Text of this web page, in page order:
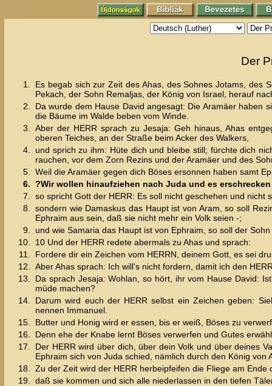
Der
1.
Es begab sich zur Zeit des Ahas, des Sohnes Jotams, des
Pekach, der Sohn Remaljas, der König von Israel, herauf
2.
Da wurde dem Hause David angesagt: Die Aramäer haben
die Bäume im Walde beben vom Winde.
3.
Aber der HERR sprach zu Jesaja: Geh hinaus, Ahas
oberen Teiches, an der Straße beim Acker des Walkers,
4.
und sprich zu ihm: Hüte dich und bleibe still; fürchte dich
rauchen, vor dem Zorn Rezins und der Aramäer und des
5.
Weil die Aramäer gegen dich Böses ersonnen haben samt
6. ?Wir wollen hinaufziehen nach Juda und es
7.
so spricht Gott der HERR: Es soll nicht geschehen und nicht
8.
sondern wie Damaskus das Haupt ist von Aram, so soll
Ephraim aus sein, daß sie nicht mehr ein Volk seien -;
9.
und wie Samaria das Haupt ist von Ephraim, so soll der
10.
10 Und der HERR redete abermals zu Ahas und sprach:
11.
Fordere dir ein Zeichen vom HERRN, deinem Gott, es sei
12.
Aber Ahas sprach: Ich will's nicht fordern, damit ich den
13.
Da sprach Jesaja: Wohlan, so hört, ihr vom Hause David:
müde machen?
14.
Darum wird euch der HERR selbst ein Zeichen geben:
nennen Immanuel.
15.
Butter und Honig wird er essen, bis er weiß, Böses zu
16.
Denn ehe der Knabe lernt Böses verwerfen und Gutes
17.
Der HERR wird über dich, über dein Volk und über deines
Ephraim sich von Juda schied, nämlich durch den König von
18.
Zu der Zeit wird der HERR herbeipfeifen die Fliege am
19.
daß sie kommen und sich alle niederlassen in den tiefen